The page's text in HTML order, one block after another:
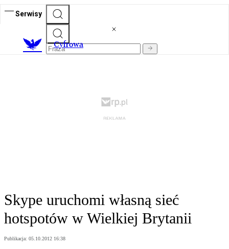
Serwisy
Cyfrowa
Skype uruchomi własną sieć
hotspotów w Wielkiej Brytanii
Publikacja: 05.10.2012 16:38